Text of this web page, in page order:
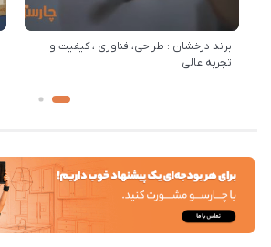
برند درخشان : طراحی، فناوری ، کیفیت و
تجربه عالی